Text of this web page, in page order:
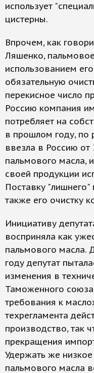
использует
цистерны.
Впрочем, как
Ляшенко,
использованием
обязательную
перекисное число
Россию компания
потребляет на
в прошлом году,
ввезла в Россию от
пальмового масла,
своей продукции
Поставку
также его очистку
Инициативу
восприняла как
пальмового масла.
году депутат
изменения в
Таможенного
требования к
техрегламента
производство, так
прекращения
Удержать же
пальмового масла